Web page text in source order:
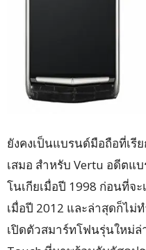
ยังคงเป็นแบรนด์มือถือที่เรี
เสมอ สำหรับ Vertu อดีตแ
โนเกียเมื่อปี 1998 ก่อนที่จ
เมื่อปี 2012 และล่าสุดก็ไม่
เปิดตัวสมาร์ทโฟนรุ่นใหม่